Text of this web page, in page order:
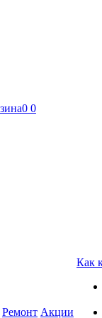
0 0
Ремонт Акции
Как